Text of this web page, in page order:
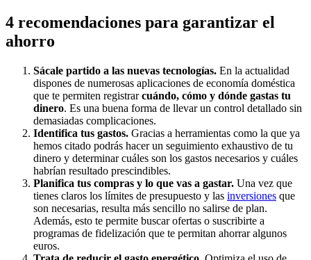
4 recomendaciones para garantizar el
ahorro
Sácale partido a las nuevas tecnologías. En la actualidad
dispones de numerosas aplicaciones de economía doméstica
que te permiten registrarcuándo, cómo y dónde gastas tu
dinero. Es una buena forma de llevar un control detallado sin
demasiadas complicaciones.
Identifica tus gastos. Gracias a herramientas como la que ya
hemos citado podrás hacer un seguimiento exhaustivo de tu
dinero y determinar cuáles son los gastos necesarios y cuáles
habrían resultado prescindibles.
Planifica tus compras y lo que vas a gastar. Una vez que
tienes claros los límites de presupuesto y las inversiones que
son necesarias, resulta más sencillo no salirse de plan.
Además, esto te permite buscar ofertas o suscribirte a
programas de fidelización que te permitan ahorrar algunos
euros.